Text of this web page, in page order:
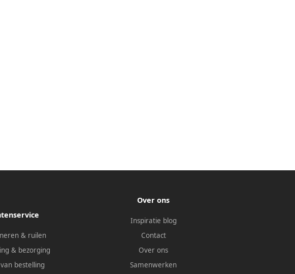
& ruilen
& bezorging
bestelling
Over ons
Inspiratie blog
Contact
Over ons
Samenwerken